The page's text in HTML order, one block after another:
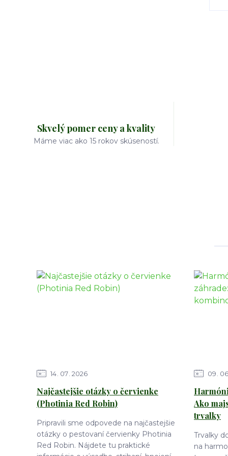
Skvelý pomer ceny a kvality
Máme viac ako 15 rokov skúseností.
14 07 2026
Najčastejšie otázky o červienke
(Photinia Red Robin)
Pripravili sme odpovede na najčastejšie
otázky o pestovaní červienky Photinia
Red Robin. Nájdete tu praktické
09 06
Ako
trvalky
Trvalky
na